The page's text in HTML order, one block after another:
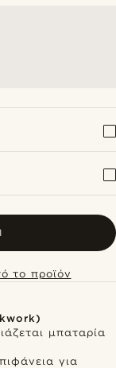
το προϊόν
μπαταρία
για